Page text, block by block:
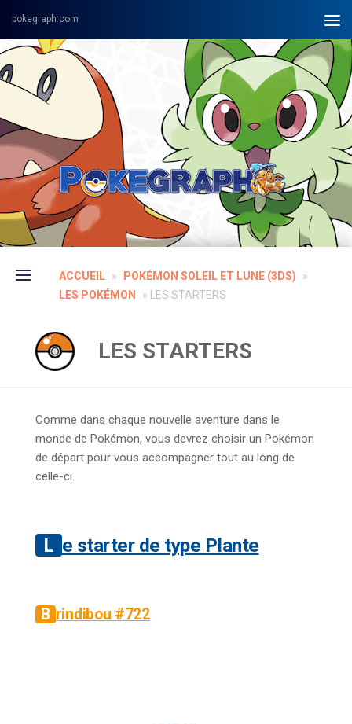
Skip to content
ACCUEIL » POKÉMON SOLEIL ET LUNE (3DS)
»
LES POKÉMON
» LES STARTERS
LES STARTERS
Comme dans chaque nouvelle aventure dans le
monde de Pokémon, vous devrez choisir un Pokémon
de départ pour vous accompagner tout au long de
celle-ci.
Le starter de type Plante
Brindibou #722